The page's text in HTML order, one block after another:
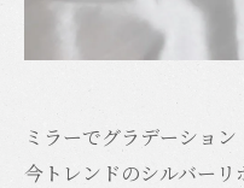
ミラーでグラデーション
今トレンドのシルバーリ